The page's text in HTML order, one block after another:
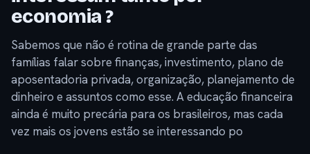
economia ?
Sabemos que não é rotina de grande parte das
famílias falar sobre finanças, investimento, plano de
aposentadoria privada, organização, planejamento de
dinheiro e assuntos como esse. A educação financeira
ainda é muito precária para os brasileiros, mas cada
vez mais os jovens estão se interessando po